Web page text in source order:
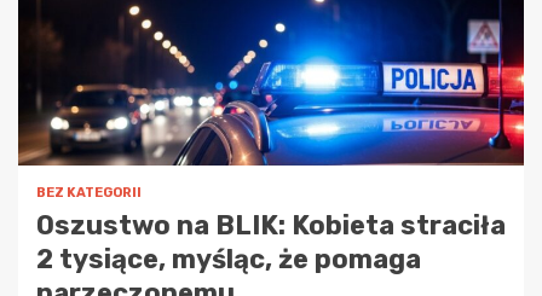
BEZ KATEGORII
Oszustwo na BLIK: Kobieta straciła
2 tysiące, myśląc, że pomaga